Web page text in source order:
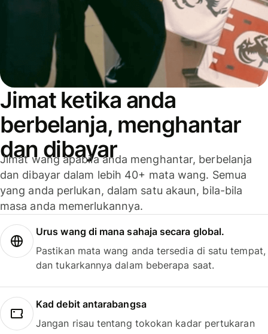
Jimat ketika anda
berbelanja, menghantar
dan dibayar
Jimat wang apabila anda menghantar, berbelanja
dan dibayar dalam lebih 40+ mata wang. Semua
yang anda perlukan, dalam satu akaun, bila-bila
masa anda memerlukannya.
Urus wang di mana sahaja secara global.
Pastikan mata wang anda tersedia di satu tempat,
dan tukarkannya dalam beberapa saat.
Kad debit antarabangsa
Jangan risau tentang tokokan kadar pertukaran